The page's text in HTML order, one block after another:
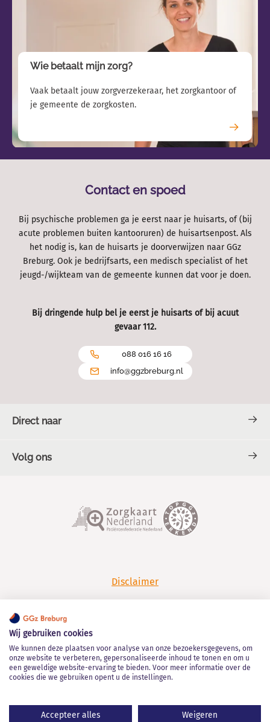
Wie betaalt mijn zorg?
Vaak betaalt jouw zorgverzekeraar, het zorgkantoor of
je gemeente de zorgkosten.
Contact en spoed
Bij psychische problemen ga je eerst naar je huisarts, of (bij
acute problemen buiten kantooruren) de huisartsenpost. Als
het nodig is, kan de huisarts je doorverwijzen naar GGz
Breburg. Ook je bedrijfsarts, een medisch specialist of het
jeugd-/wijkteam van de gemeente kunnen dat voor je doen.
Bij dringende hulp bel je eerst je huisarts of bij acuut
gevaar 112.
088 016 16 16
info@ggzbreburg.nl
Direct naar
Contact en Spoed
Klachten en complimenten
Volg ons
Disclaimer
Algemene leveringsvoorwaarden
Kwaliteitsstatuut
Klokkenluidersregeling
Wij gebruiken cookies
We kunnen deze plaatsen voor analyse van onze bezoekersgegevens, om
onze website te verbeteren, gepersonaliseerde inhoud te tonen en om u
een geweldige website-ervaring te bieden. Voor meer informatie over de
cookies die we gebruiken opent u de instellingen.
Accepteer alles Weigeren